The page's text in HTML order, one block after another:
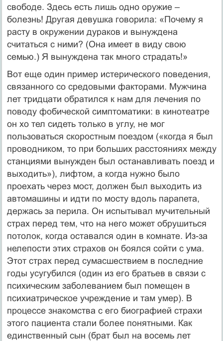
свободе. Здесь есть лишь одно оружие –
болезнь! Другая девушка говорила: «Почему я
расту в окружении дураков и вынуждена
считаться с ними? (Она имеет в виду свою
семью.) Я вынуждена так много страдать!»
Вот еще один пример истерического поведения,
связанного со средовыми факторами. Мужчина
лет тридцати обратился к нам для лечения по
поводу фобической симптоматики: в кинотеатре
он хо тел сидеть только в углу, не мог
пользоваться скоростным поездом («когда я был
проводником, то при больших расстояниях между
станциями вынужден был останавливать поезд и
выходить»), лифтом, а когда нужно было
проехать через мост, должен был выходить из
автомашины и идти по мосту вдоль парапета,
держась за перила. Он испытывал мучительный
страх перед тем, что на него может обрушиться
потолок, когда оставался один в комнате. Из-за
нелепости этих страхов он боялся сойти с ума.
Этот страх перед сумасшествием в последние
годы усугубился (один из его братьев в связи с
психическим заболеванием был помещен в
психиатрическое учреждение и там умер). В
процессе знакомства с его биографией страхи
этого пациента стали более понятными. Как
единственный сын (брат был на восемь лет